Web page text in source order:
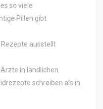
so viele
Pillen gibt
ausstellt
in ländlichen
schreiben als in